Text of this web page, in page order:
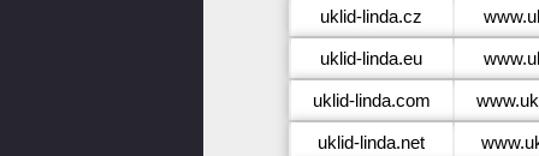
uklid-linda.cz
uklid-linda.eu
uklid-linda.com
uklid-linda.net